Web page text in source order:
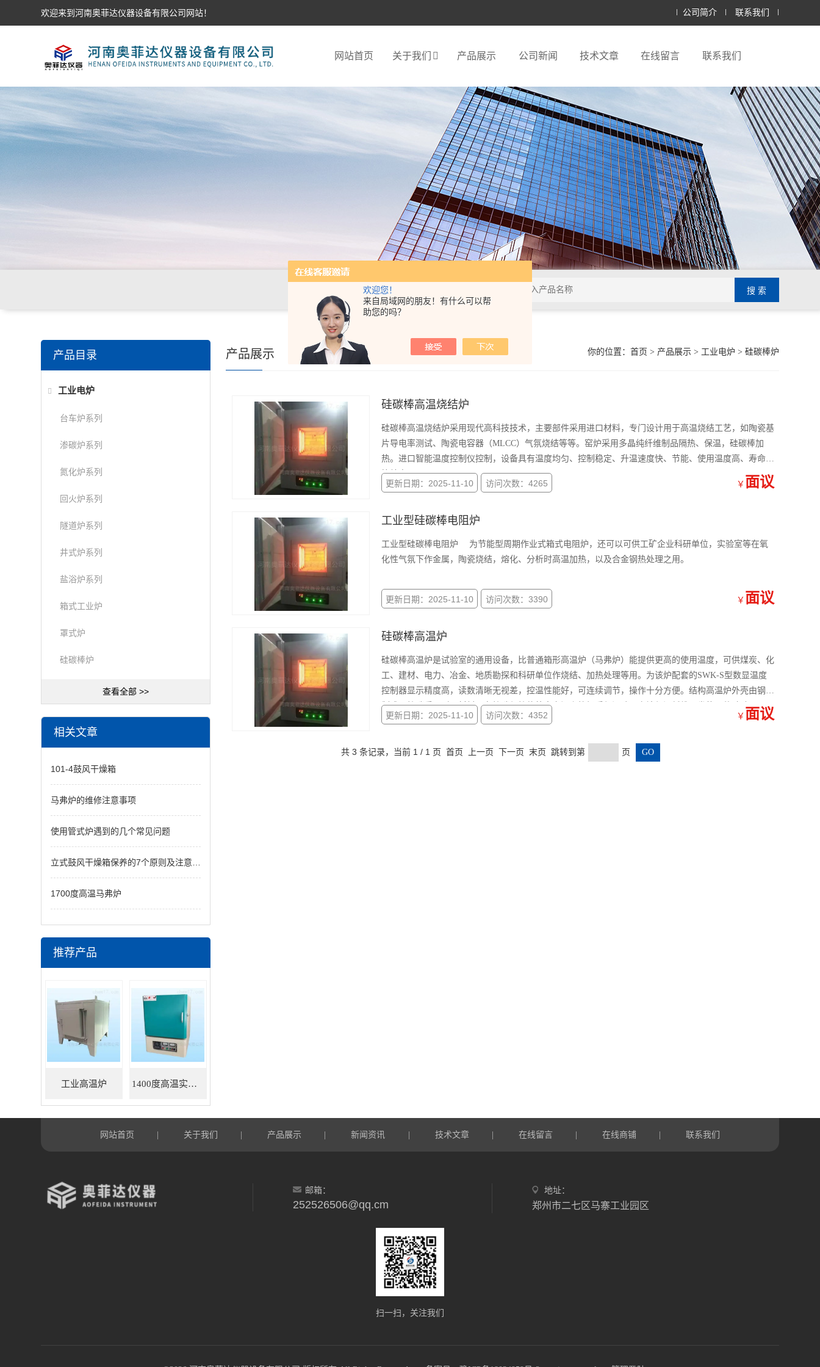
欢迎您！
来自局域网的朋友！有什么可以帮
助您的吗？
欢迎来到河南奥菲达仪器设备有限公司网站！ 公司简介 联系我们
网站首页 关于我们 产品展示 公司新闻 技术文章 在线留言 联系我们
产品目录
工业电炉
台车炉系列
渗碳炉系列
氮化炉系列
回火炉系列
隧道炉系列
井式炉系列
盐浴炉系列
箱式工业炉
罩式炉
硅碳棒炉
查看全部 >>
相关文章
101-4鼓风干燥箱
马弗炉的维修注意事项
使用管式炉遇到的几个常见问题
立式鼓风干燥箱保养的7个原则及注意事项
1700度高温马弗炉
推荐产品
工业高温炉 1400度高温实验炉
你的位置： 首页 > 产品展示> 工业电炉 > 硅碳棒炉
产品展示
硅碳棒高温烧结炉
硅碳棒高温烧结炉采用现代高科技技术，主要部件采用进口材料，专门设计用于高温烧结工艺，如陶瓷基
片导电率测试、陶瓷电容器（MLCC）气氛烧结等等。窑炉采用多晶纯纤维制品隔热、保温，硅碳棒加
热。进口智能温度控制仪控制，设备具有温度均匀、控制稳定、升温速度快、节能、使用温度高、寿命长
等特点。
更新日期：2025-11-10 访问次数：4265 ￥ 面议
工业型硅碳棒电阻炉
工业型硅碳棒电阻炉 为节能型周期作业式箱式电阻炉，还可以可供工矿企业科研单位，实验室等在氧
化性气氛下作金属，陶瓷烧结，熔化、分析时高温加热，以及合金钢热处理之用。
更新日期：2025-11-10 访问次数：3390 ￥ 面议
硅碳棒高温炉
硅碳棒高温炉是试验室的通用设备，比普通箱形高温炉（马弗炉）能提供更高的使用温度，可供煤炭、化
工、建材、电力、冶金、地质勘探和科研单位作烧结、加热处理等用。为该炉配套的SWK-S型数显温度
控制器显示精度高，读数清晰无视差，控温性能好，可连续调节，操作十分方便。结构高温炉外壳由钢板
制成，炉膛采用耐火材料。在炉膛与炉体外壳之间砌筑轻质保温砖，充填保温纤维。发热元件硅碳
更新日期：2025-11-10 访问次数：4352 ￥ 面议
共 3 条记录，当前 1 / 1 页 首页 上一页 下一页 末页 跳转到第 页
网站首页 关于我们 产品展示 新闻资讯 技术文章 在线留言 在线商铺 联系我们
邮箱：
252526506@qq.cm
地址：
郑州市二七区马寨工业园区
扫一扫，关注我们